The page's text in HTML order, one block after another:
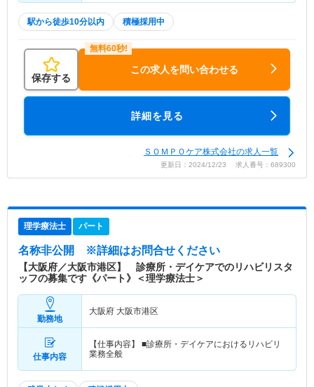
駅から徒歩10分以内 積極採用中
保存する
この求人を問い合わせる
詳細を見る
ＳＯＭＰＯケア株式会社の求人一覧
更新日：2024/12/23 求人番号：689300
理学療法士 パート
名称非公開 ※詳細はお問合せください
【大阪府／大阪市港区】 診療所・デイケアでのリハビリスタ
ッフの募集です《パート》＜理学療法士＞
勤務地
大阪府 大阪市港区
仕事内容
【仕事内容】 ■診療所・デイケアにおけるリハビリ
業務全般